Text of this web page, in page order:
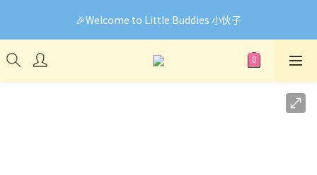
🎉Welcome to Little Buddies 小伙子
🎉Welcome to Little Buddies 小伙子
網頁系統升級中，部份貨品價錢未能正確顯示🙏下單前可先
Facebook Messenger與我們聯絡❤️